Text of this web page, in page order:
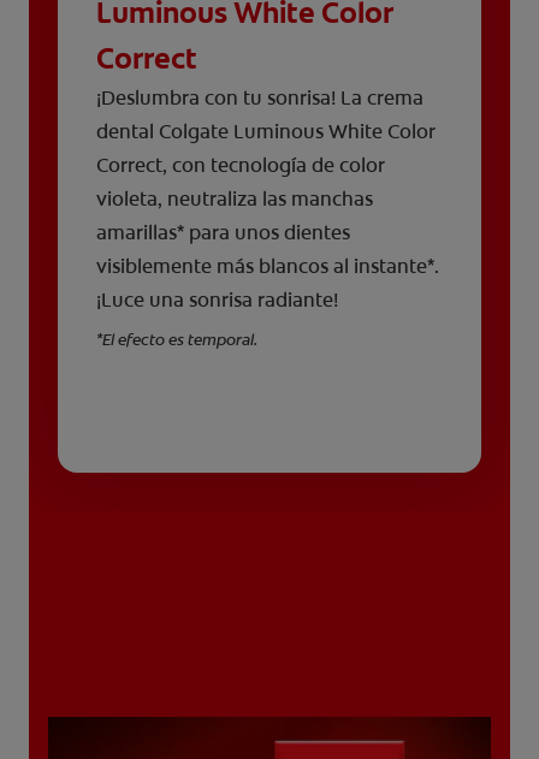
Luminous White Color
Correct
¡Deslumbra con tu sonrisa! La crema
dental Colgate Luminous White Color
Correct, con tecnología de color
violeta, neutraliza las manchas
amarillas* para unos dientes
visiblemente más blancos al instante*.
¡Luce una sonrisa radiante!
*El efecto es temporal.